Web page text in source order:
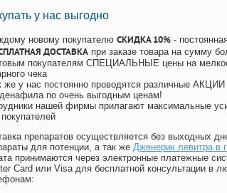
у нас выгодно
новому покупателю СКИДКА 10% -
ДОСТАВКА при заказе товара на сумму
покупателям СПЕЦИАЛЬНЫЕ цены на
чека
же у нас постоянно проводятся различные
по очень выгодным ценам!
нашей фирмы прилагают максимальные
препаратов осуществляется без выходных
для потенции, а так же Дженерик левитра в
принимаются через электронные платежные
Card или Visa для бесплатной консультации в